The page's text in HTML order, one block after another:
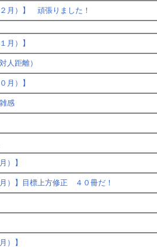
２月）】 頑張りました！
月）】
人距離）
月）】
感
）】
月）】目標上方修正 ４０冊だ！
）】